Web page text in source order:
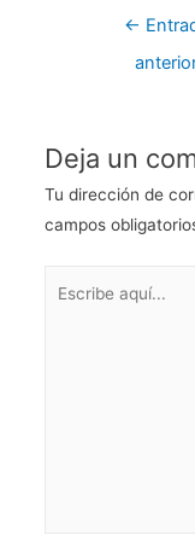
p
e
b
o
k
←
Deja un
Tu dirección de
campos